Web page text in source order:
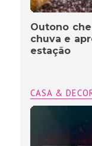
Outono
chuva e
estação
CASA &